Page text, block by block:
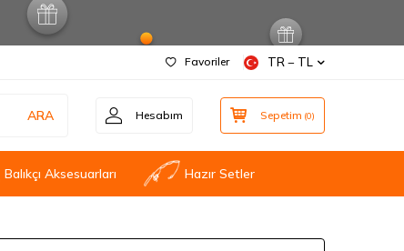
Favoriler TR − TL
ARA Hesabım Sepetim (0)
Balıkçı Aksesuarları Hazır Setler